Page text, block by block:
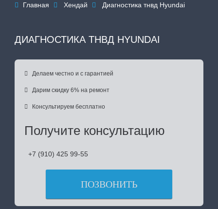
 Главная  Хендай  Диагностика тнвд Hyundai
ДИАГНОСТИКА ТНВД HYUNDAI
 Делаем честно и с гарантией
 Дарим скидку 6% на ремонт
 Консультируем бесплатно
Получите консультацию
+7 (910) 425 99-55
ПОЗВОНИТЬ